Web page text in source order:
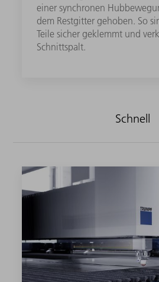
einer synchronen
dem Restgitter gehoben. So
Teile sicher geklemmt und
Schnittspalt.
Schnell